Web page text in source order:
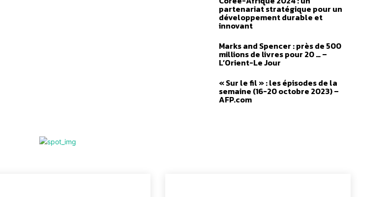
partenariat stratégique pour un
développement durable et
innovant
Marks and Spencer : près de 500
millions de livres pour 20 … –
L’Orient-Le Jour
« Sur le fil » : les épisodes de la
semaine (16-20 octobre 2023) –
AFP.com